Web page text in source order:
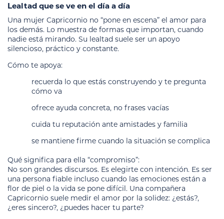
Lealtad que se ve en el día a día
Una mujer Capricornio no “pone en escena” el amor para
los demás. Lo muestra de formas que importan, cuando
nadie está mirando. Su lealtad suele ser un apoyo
silencioso, práctico y constante.
Cómo te apoya:
recuerda lo que estás construyendo y te pregunta
cómo va
ofrece ayuda concreta, no frases vacías
cuida tu reputación ante amistades y familia
se mantiene firme cuando la situación se complica
Qué significa para ella “compromiso”:
No son grandes discursos. Es elegirte con intención. Es ser
una persona fiable incluso cuando las emociones están a
flor de piel o la vida se pone difícil. Una compañera
Capricornio suele medir el amor por la solidez: ¿estás?,
¿eres sincero?, ¿puedes hacer tu parte?